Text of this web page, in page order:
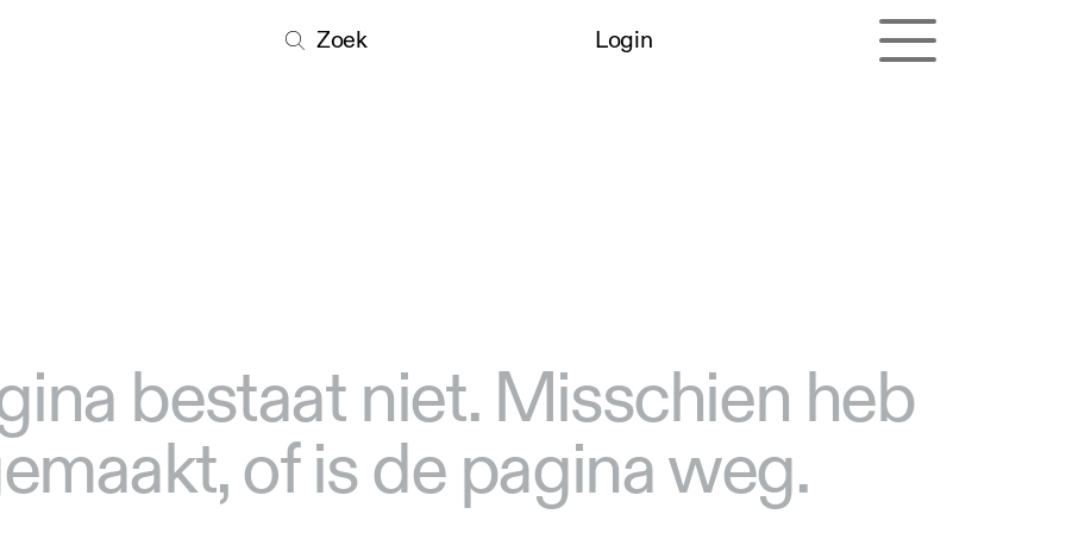
Zoek Login
bestaat niet. Misschien heb
of is de pagina weg.